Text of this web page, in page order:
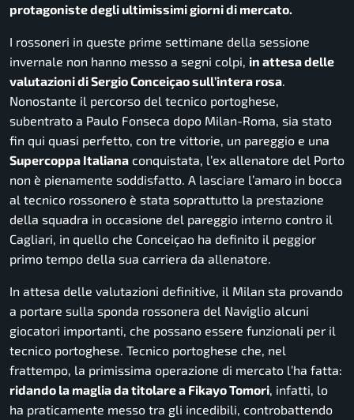
protagoniste degli ultimissimi giorni di mercato.
I rossoneri in queste prime settimane della sessione
invernale non hanno messo a segni colpi, in attesa delle
valutazioni di Sergio Conceiçao sull’intera rosa.
Nonostante il percorso del tecnico portoghese,
subentrato a Paulo Fonseca dopo Milan-Roma, sia stato
fin qui quasi perfetto, con tre vittorie, un pareggio e una
Supercoppa Italiana conquistata, l’ex allenatore del Porto
non è pienamente soddisfatto. A lasciare l’amaro in bocca
al tecnico rossonero è stata soprattutto la prestazione
della squadra in occasione del pareggio interno contro il
Cagliari, in quello che Conceiçao ha definito il peggior
primo tempo della sua carriera da allenatore.
In attesa delle valutazioni definitive, il Milan sta provando
a portare sulla sponda rossonera del Naviglio alcuni
giocatori importanti, che possano essere funzionali per il
tecnico portoghese. Tecnico portoghese che, nel
frattempo, la primissima operazione di mercato l’ha fatta:
ridando la maglia da titolare a Fikayo Tomori, infatti, lo
ha praticamente messo tra gli incedibili, controbattendo